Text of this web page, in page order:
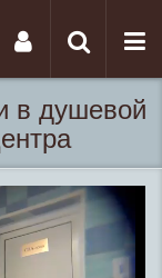
Toggle
в душевой